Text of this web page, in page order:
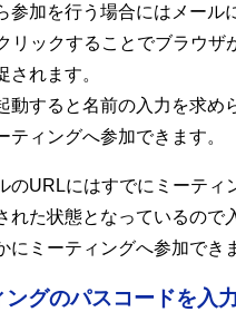
参加を行う場合にはメール
リックすることでブラウザ
されます。
動すると名前の入力を求め
ティングへ参加できます。
のURLにはすでにミーティ
れた状態となっているので
にミーティングへ参加でき
ングのパスコードを入力